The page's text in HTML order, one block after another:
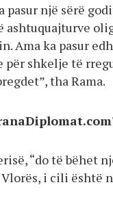
pasur një sërë
Ama ka pasur
për shkelje të
tha Rama.
“do të bëhet
i cili është